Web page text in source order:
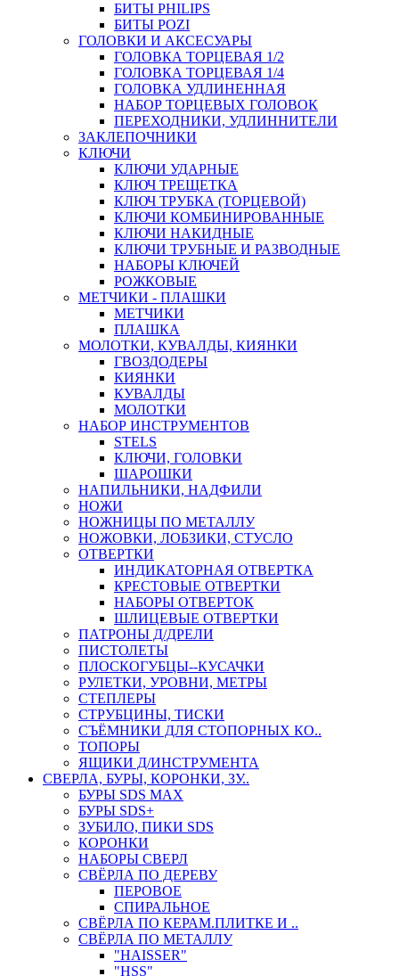
БИТЫ PHILIPS
БИТЫ POZI
ГОЛОВКИ И АКСЕСУАРЫ
ГОЛОВКА ТОРЦЕВАЯ 1/2
ГОЛОВКА ТОРЦЕВАЯ 1/4
ГОЛОВКА УДЛИНЕННАЯ
НАБОР ТОРЦЕВЫХ ГОЛОВОК
ПЕРЕХОДНИКИ, УДЛИННИТЕЛИ
ЗАКЛЕПОЧНИКИ
КЛЮЧИ
КЛЮЧИ УДАРНЫЕ
КЛЮЧ ТРЕЩЕТКА
КЛЮЧ ТРУБКА (ТОРЦЕВОЙ)
КЛЮЧИ КОМБИНИРОВАННЫЕ
КЛЮЧИ НАКИДНЫЕ
КЛЮЧИ ТРУБНЫЕ И РАЗВОДНЫЕ
НАБОРЫ КЛЮЧЕЙ
РОЖКОВЫЕ
МЕТЧИКИ - ПЛАШКИ
МЕТЧИКИ
ПЛАШКА
МОЛОТКИ, КУВАЛДЫ, КИЯНКИ
ГВОЗДОДЕРЫ
КИЯНКИ
КУВАЛДЫ
МОЛОТКИ
НАБОР ИНСТРУМЕНТОВ
STELS
КЛЮЧИ, ГОЛОВКИ
ШАРОШКИ
НАПИЛЬНИКИ, НАДФИЛИ
НОЖИ
НОЖНИЦЫ ПО МЕТАЛЛУ
НОЖОВКИ, ЛОБЗИКИ, СТУСЛО
ОТВЕРТКИ
ИНДИКАТОРНАЯ ОТВЕРТКА
КРЕСТОВЫЕ ОТВЕРТКИ
НАБОРЫ ОТВЕРТОК
ШЛИЦЕВЫЕ ОТВЕРТКИ
ПАТРОНЫ Д/ДРЕЛИ
ПИСТОЛЕТЫ
ПЛОСКОГУБЦЫ--КУСАЧКИ
РУЛЕТКИ, УРОВНИ, МЕТРЫ
СТЕПЛЕРЫ
СТРУБЦИНЫ, ТИСКИ
СЪЁМНИКИ ДЛЯ СТОПОРНЫХ КО..
ТОПОРЫ
ЯЩИКИ Д/ИНСТРУМЕНТА
СВЕРЛА, БУРЫ, КОРОНКИ, ЗУ..
БУРЫ SDS MAX
БУРЫ SDS+
ЗУБИЛО, ПИКИ SDS
КОРОНКИ
НАБОРЫ СВЕРЛ
СВЁРЛА ПО ДЕРЕВУ
ПЕРОВОЕ
СПИРАЛЬНОЕ
СВЁРЛА ПО КЕРАМ.ПЛИТКЕ И ..
СВЁРЛА ПО МЕТАЛЛУ
"HAISSER"
"HSS"